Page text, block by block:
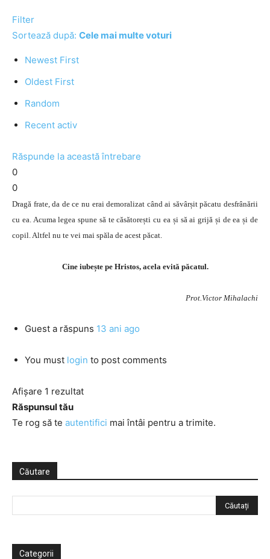
Filter
Sortează după: Cele mai multe voturi
Newest First
Oldest First
Random
Recent activ
Răspunde la această întrebare
0
0
Dragă frate, da de ce nu erai demoralizat când ai săvârșit păcatu desfrânării
cu ea. Acuma legea spune să te căsătorești cu ea și să ai grijă și de ea și de
copil. Altfel nu te vei mai spăla de acest păcat.
Cine iubește pe Hristos, acela evită păcatul.
Prot.Victor Mihalachi
Guest a răspuns 13 ani ago
You must login to post comments
Afișare 1 rezultat
Răspunsul tău
Te rog să te autentifici mai întâi pentru a trimite.
Căutare
Categorii